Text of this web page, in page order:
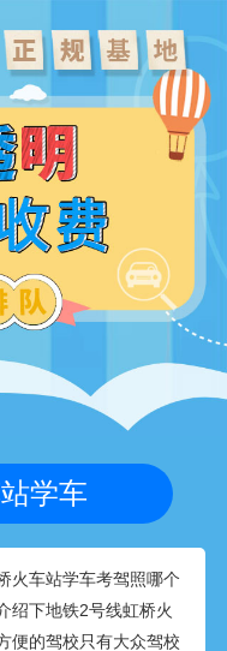
学车
火车站学车考驾照哪个
绍下地铁2号线虹桥火
便的驾校只有大众驾校